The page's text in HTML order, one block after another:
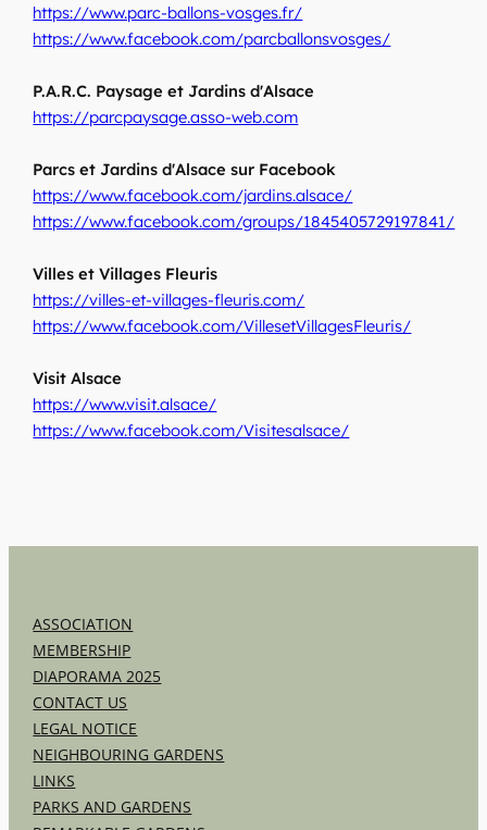
https://www.parc-ballons-vosges.fr/
https://www.facebook.com/parcballonsvosges/
P.A.R.C. Paysage et Jardins d'Alsace
https://parcpaysage.asso-web.com
Parcs et Jardins d'Alsace sur Facebook
https://www.facebook.com/jardins.alsace/
https://www.facebook.com/groups/1845405729197841/
Villes et Villages Fleuris
https://villes-et-villages-fleuris.com/
https://www.facebook.com/VillesetVillagesFleuris/
Visit Alsace
https://www.visit.alsace/
https://www.facebook.com/Visitesalsace/
ASSOCIATION
MEMBERSHIP
DIAPORAMA 2025
CONTACT US
LEGAL NOTICE
NEIGHBOURING GARDENS
LINKS
PARKS AND GARDENS